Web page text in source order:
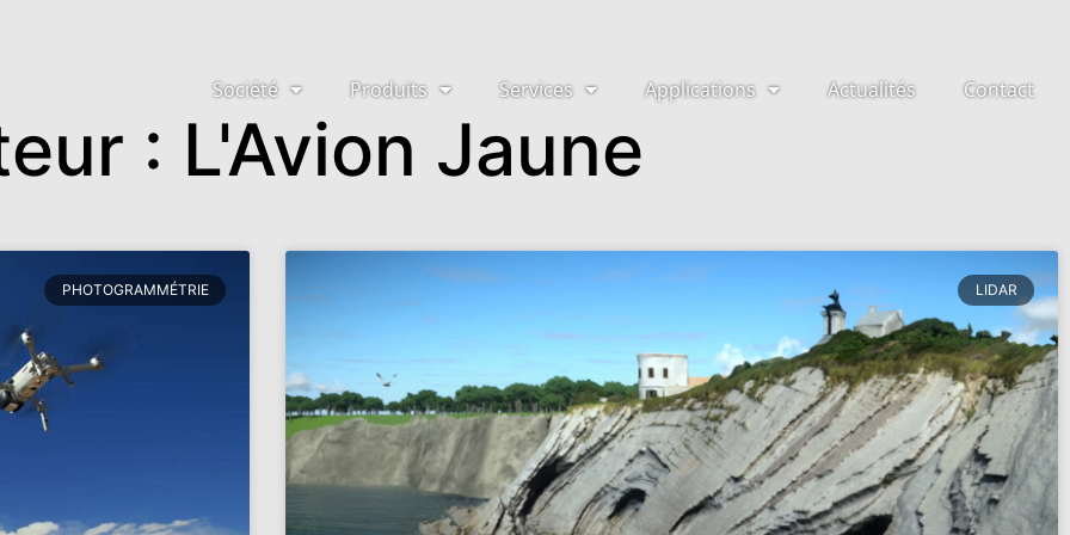
Société Produits Services Applications Actualités Contact
: L'Avion Jaune
PHOTOGRAMMÉTRIE LIDAR